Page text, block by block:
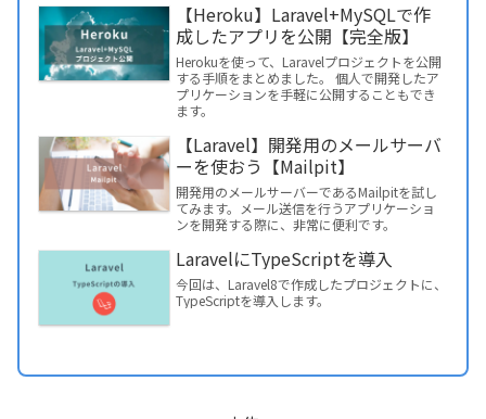
【Heroku】Laravel+MySQLで作
成したアプリを公開【完全版】
Herokuを使って、Laravelプロジェクトを公開
する手順をまとめました。 個人で開発したア
プリケーションを手軽に公開することもでき
ます。
【Laravel】開発用のメールサーバ
ーを使おう【Mailpit】
開発用のメールサーバーであるMailpitを試し
てみます。メール送信を行うアプリケーショ
ンを開発する際に、非常に便利です。
LaravelにTypeScriptを導入
今回は、Laravel8で作成したプロジェクトに、
TypeScriptを導入します。